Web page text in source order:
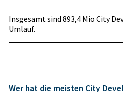
Insgesamt sind 893,4 Mio City
Umlauf.
Wer hat die meisten City